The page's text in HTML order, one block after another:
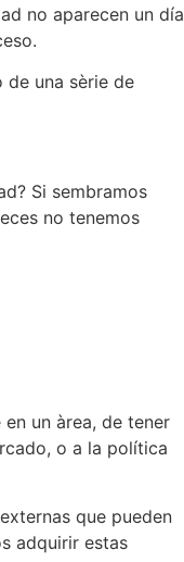
no aparecen un día
de una sèrie de
Si sembramos
no tenemos
un àrea, de tener
o a la política
que pueden
adquirir estas